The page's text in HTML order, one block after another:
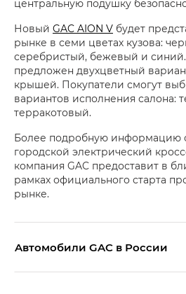
центральную подушку
Новый GAC AION V будет
рынке в семи цветах кузова:
серебристый, бежевый и
предложен двухцветный
крышей. Покупатели смогут
вариантов исполнения салона:
терракотовый.
Более подробную информацию
городской электрический
компания GAC предоставит в
рамках официального старта
рынке.
Aвтомобили GAC в России